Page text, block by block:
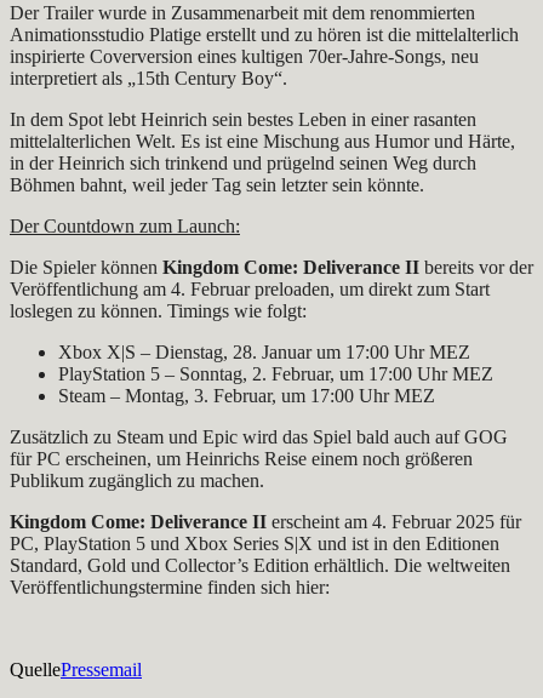
Der Trailer wurde in Zusammenarbeit mit dem renommierten
Animationsstudio Platige erstellt und zu hören ist die mittelalterlich
inspirierte Coverversion eines kultigen 70er-Jahre-Songs, neu
interpretiert als „15th Century Boy“.
In dem Spot lebt Heinrich sein bestes Leben in einer rasanten
mittelalterlichen Welt. Es ist eine Mischung aus Humor und Härte,
in der Heinrich sich trinkend und prügelnd seinen Weg durch
Böhmen bahnt, weil jeder Tag sein letzter sein könnte.
Der Countdown zum Launch:
Die Spieler können Kingdom Come: Deliverance II bereits vor der
Veröffentlichung am 4. Februar preloaden, um direkt zum Start
loslegen zu können. Timings wie folgt:
Xbox X|S – Dienstag, 28. Januar um 17:00 Uhr MEZ
PlayStation 5 – Sonntag, 2. Februar, um 17:00 Uhr MEZ
Steam – Montag, 3. Februar, um 17:00 Uhr MEZ
Zusätzlich zu Steam und Epic wird das Spiel bald auch auf GOG
für PC erscheinen, um Heinrichs Reise einem noch größeren
Publikum zugänglich zu machen.
Kingdom Come: Deliverance II erscheint am 4. Februar 2025 für
PC, PlayStation 5 und Xbox Series S|X und ist in den Editionen
Standard, Gold und Collector’s Edition erhältlich. Die weltweiten
Veröffentlichungstermine finden sich hier:
QuellePressemail